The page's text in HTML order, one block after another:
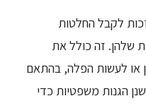
לקבל החלטות
שלהן. זה כולל את
או לעשות הפלה, בהתאם
הגנות משפטיות כדי